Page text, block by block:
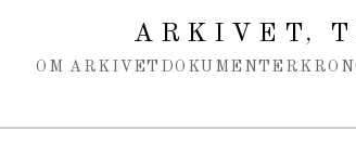
ARKIVET,
OM ARKIVET DOKUMENTER